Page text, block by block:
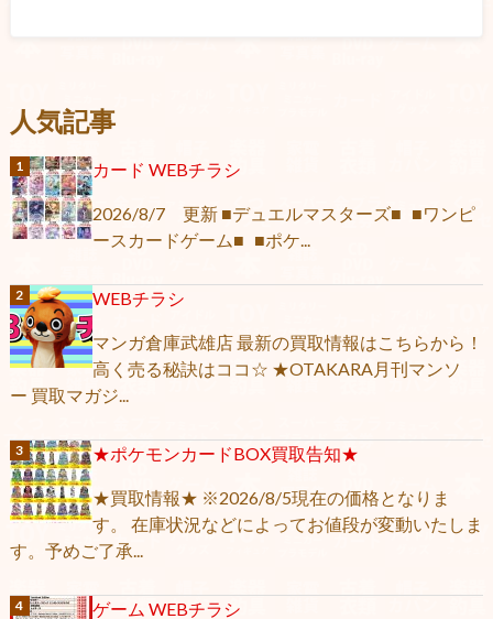
人気記事
カード WEBチラシ
2026/8/7 更新 ■デュエルマスターズ■ ■ワンピ
ースカードゲーム■ ■ポケ...
WEBチラシ
マンガ倉庫武雄店 最新の買取情報はこちらから！
高く売る秘訣はココ☆ ★OTAKARA月刊マンソ
ー 買取マガジ...
★ポケモンカードBOX買取告知★
★買取情報★ ※2026/8/5現在の価格となりま
す。 在庫状況などによってお値段が変動いたしま
す。予めご了承...
ゲーム WEBチラシ